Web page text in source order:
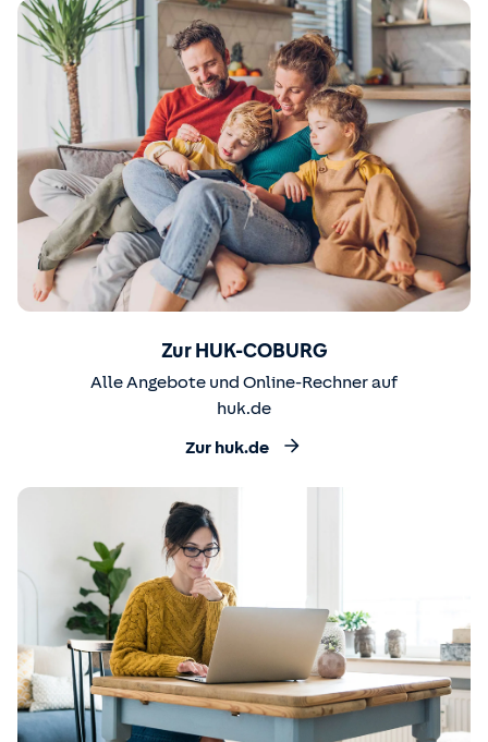
Zur HUK-COBURG
Alle Angebote und Online-Rechner auf
huk.de
Zur huk.de